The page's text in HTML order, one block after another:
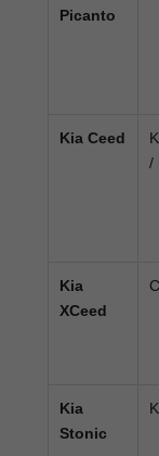
Picanto
Kia Ceed
/
Kia
XCeed
Kia
Stonic